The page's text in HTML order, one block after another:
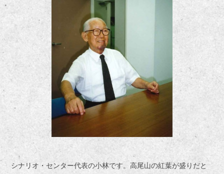
シナリオ・センター代表の小林です。高尾山の紅葉が盛りだと